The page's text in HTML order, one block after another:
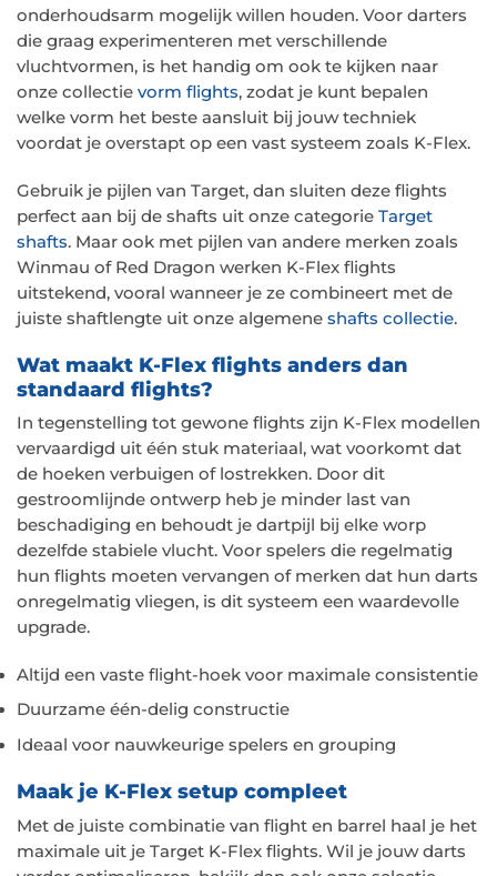
onderhoudsarm mogelijk willen houden. Voor darters
die graag experimenteren met verschillende
vluchtvormen, is het handig om ook te kijken naar
onze collectie vorm flights, zodat je kunt bepalen
welke vorm het beste aansluit bij jouw techniek
voordat je overstapt op een vast systeem zoals K-Flex.
Gebruik je pijlen van Target, dan sluiten deze flights
perfect aan bij de shafts uit onze categorie Target
shafts. Maar ook met pijlen van andere merken zoals
Winmau of Red Dragon werken K-Flex flights
uitstekend, vooral wanneer je ze combineert met de
juiste shaftlengte uit onze algemene shafts collectie.
Wat maakt K-Flex flights anders dan
standaard flights?
In tegenstelling tot gewone flights zijn K-Flex modellen
vervaardigd uit één stuk materiaal, wat voorkomt dat
de hoeken verbuigen of lostrekken. Door dit
gestroomlijnde ontwerp heb je minder last van
beschadiging en behoudt je dartpijl bij elke worp
dezelfde stabiele vlucht. Voor spelers die regelmatig
hun flights moeten vervangen of merken dat hun darts
onregelmatig vliegen, is dit systeem een waardevolle
upgrade.
Altijd een vaste flight-hoek voor maximale consistentie
Duurzame één-delig constructie
Ideaal voor nauwkeurige spelers en grouping
Maak je K-Flex setup compleet
Met de juiste combinatie van flight en barrel haal je het
maximale uit je Target K-Flex flights. Wil je jouw darts